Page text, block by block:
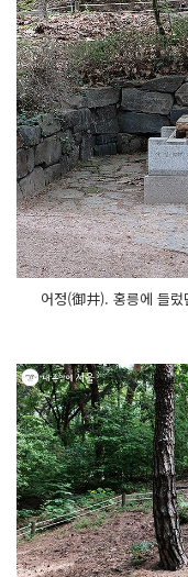
어정(御井). 홍릉에 들